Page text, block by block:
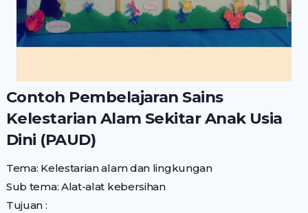
Contoh Pembelajaran Sains
Kelestarian Alam Sekitar Anak Usia
Dini (PAUD)
Tema: Kelestarian alam dan lingkungan
Sub tema: Alat-alat kebersihan
Tujuan :